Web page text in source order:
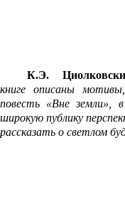
К.Э.
книге описаны
повесть «Вне земли»,
широкую публику
рассказать о светлом